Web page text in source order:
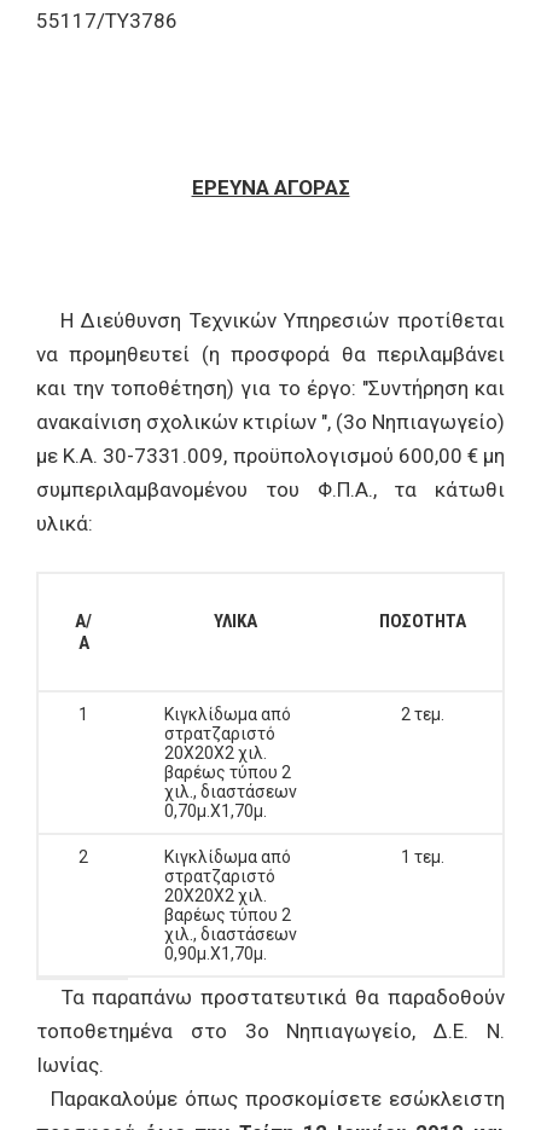
55117/TY3786
ΕΡΕΥΝΑ ΑΓΟΡΑΣ
Η Διεύθυνση Τεχνικών Υπηρεσιών προτίθεται
να προμηθευτεί (η προσφορά θα περιλαμβάνει
και την τοποθέτηση) για το έργο: "Συντήρηση και
ανακαίνιση σχολικών κτιρίων ", (3ο Νηπιαγωγείο)
με Κ.Α. 30-7331.009, προϋπολογισμού 600,00 € μη
συμπεριλαμβανομένου του Φ.Π.Α., τα κάτωθι
υλικά:
Α/
Α
ΥΛΙΚΑ ΠΟΣΟΤΗΤΑ
1
Κιγκλίδωμα από
στρατζαριστό
20Χ20Χ2 χιλ.
βαρέως τύπου 2
χιλ., διαστάσεων
0,70μ.Χ1,70μ.
2 τεμ.
2
Κιγκλίδωμα από
στρατζαριστό
20Χ20Χ2 χιλ.
βαρέως τύπου 2
χιλ., διαστάσεων
0,90μ.Χ1,70μ.
1 τεμ.
Τα παραπάνω προστατευτικά θα παραδοθούν
τοποθετημένα στο 3ο Νηπιαγωγείο, Δ.Ε. Ν.
Ιωνίας.
Παρακαλούμε όπως προσκομίσετε εσώκλειστη